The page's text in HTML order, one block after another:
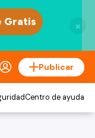
×
Publicar
Centro de ayuda